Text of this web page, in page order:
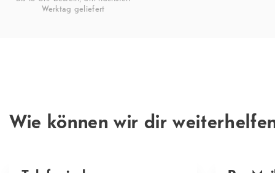
Werktag geliefert
Wie können wir dir